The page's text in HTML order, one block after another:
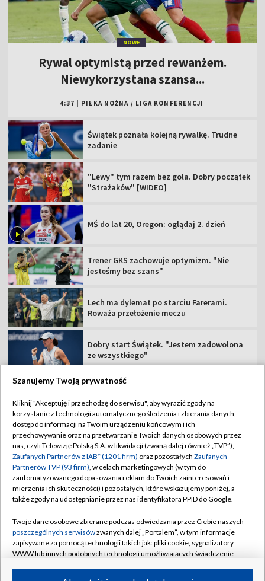
NOWE
Rywal optymistą przed rewanżem.
Niewykorzystana szansa...
4:37 PIŁKA NOŻNA / LIGA KONFERENCJI
Świątek poznała kolejną rywalkę. Trudne
zadanie
"Lewy" tym razem bez gola. Dobry początek
"Strażaków" [WIDEO]
MŚ do lat 20, Oregon: oglądaj 2. dzień
Trener GKS zachowuje optymizm. "Nie
jesteśmy bez szans"
Lech ma dylemat po starciu Farerami.
Roważa przełożenie meczu
Dobry start Świątek. "Jestem zadowolona
ze wszystkiego"
TVP
Abonament TVP
Sklep TVP
Biuro Reklamy
Oferta Handlowa
Emisja w TVP
Rada Programowa
Ogłoszenia przetargowe
Regulamin TVP
Polityka prywatności
Moje zgody
Biuro reklamy
Kanały
Szanujemy Twoją prywatność
Kliknij "Akceptuję i przechodzę do serwisu", aby wyrazić zgody na
korzystanie z technologii automatycznego śledzenia i zbierania danych,
dostęp do informacji na Twoim urządzeniu końcowym i ich
przechowywanie oraz na przetwarzanie Twoich danych osobowych przez
nas, czyli Telewizję Polską S.A. w likwidacji (zwaną dalej również „TVP”),
Zaufanych Partnerów z IAB* (1201 firm) oraz pozostałych Zaufanych
Partnerów TVP (93 firm), w celach marketingowych (w tym do
zautomatyzowanego dopasowania reklam do Twoich zainteresowań i
mierzenia ich skuteczności) i pozostałych, które wskazujemy poniżej, a
także zgody na udostępnianie przez nas identyfikatora PPID do Google.
Twoje dane osobowe zbierane podczas odwiedzania przez Ciebie naszych
poszczególnych serwisówzwanych dalej „Portalem”, w tym informacje
zapisywane za pomocą technologii takich jak: pliki cookie, sygnalizatory
WWW lub innych podobnych technologii umożliwiających świadczenie